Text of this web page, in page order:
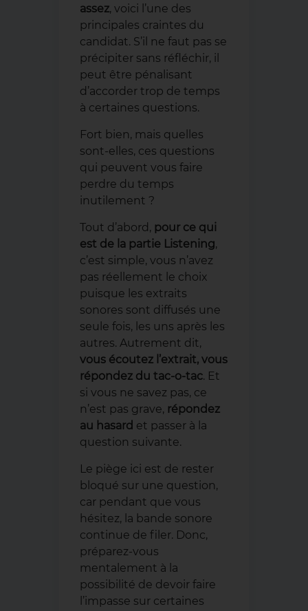
assez, voici l’une des
principales craintes du
candidat. S’il ne faut pas se
précipiter sans réfléchir, il
peut être pénalisant
d’accorder trop de temps
à certaines questions.
Fort bien, mais quelles
sont-elles, ces questions
qui peuvent vous faire
perdre du temps
inutilement ?
Tout d’abord, pour ce qui
est de la partie Listening,
c’est simple, vous n’avez
pas réellement le choix
puisque les extraits
sonores sont diffusés une
seule fois, les uns après les
autres. Autrement dit,
vous écoutez l’extrait, vous
répondez du tac-o-tac. Et
si vous ne savez pas, ce
n’est pas grave, répondez
au hasard et passer à la
question suivante.
Le piège ici est de rester
bloqué sur une question,
car pendant que vous
hésitez, la bande sonore
continue de filer. Donc,
préparez-vous
mentalement à la
possibilité de devoir faire
l’impasse sur certaines